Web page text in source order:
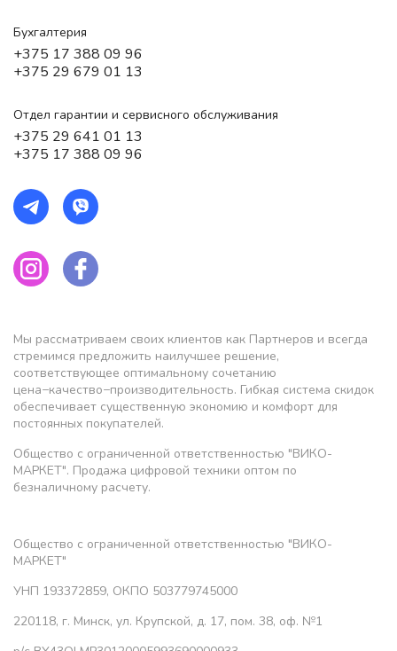
Бухгалтерия
+375 17 388 09 96
+375 29 679 01 13
Отдел гарантии и сервисного обслуживания
+375 29 641 01 13
+375 17 388 09 96
Мы рассматриваем своих клиентов как Партнеров и всегда
стремимся предложить наилучшее решение,
соответствующее оптимальному сочетанию
цена−качество−производительность. Гибкая система скидок
обеспечивает существенную экономию и комфорт для
постоянных покупателей.
Общество с ограниченной ответственностью "ВИКО-
МАРКЕТ". Продажа цифровой техники оптом по
безналичному расчету.
Общество с ограниченной ответственностью "ВИКО-
МАРКЕТ"
УНП 193372859, ОКПО 503779745000
220118, г. Минск, ул. Крупской, д. 17, пом. 38, оф. №1